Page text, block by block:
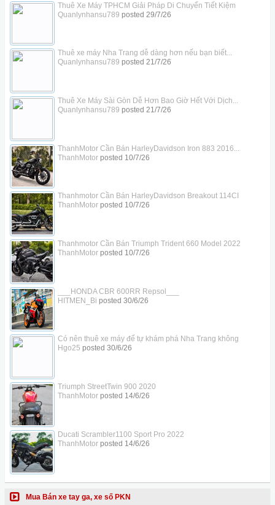
Thuê Xe Máy TPHCM Giải Pháp Di Chuyển Tiết Kiệm
Quanlynhansu789 posted 29/7/26
Thuê xe máy Nha Trang dễ dàng hơn nếu bạn biết...
Quanlynhansu789 posted 21/7/26
Thuê Xe Máy Sài Gòn Dễ Hơn Bao Giờ Hết Với Dịch...
Quanlynhansu789 posted 21/7/26
ThanhMotor Cần Bán HarleyDavidson Iron 883 2016...
ThanhMotorposted 10/7/26
Thanhmotor Cần Bán HarleyDavidson Breakout 114CI
ThanhMotorposted 10/7/26
Thanhmotor Cần Bán Triumph Trident 660 Model 2022
ThanhMotorposted 10/7/26
___HONDA CBR 600RR Repsol___
HITMEN_Bi posted 30/6/26
Có nên thuê xe máy để tự khám phá Nha Trang không
Hgo25 posted 30/6/26
Triumph StreetTwin 900 2020
ThanhMotorposted 14/6/26
Ducati Scrambler1100 Sport Pro 2022
ThanhMotorposted 14/6/26
Mua Bán xe tay ga, xe số PKN